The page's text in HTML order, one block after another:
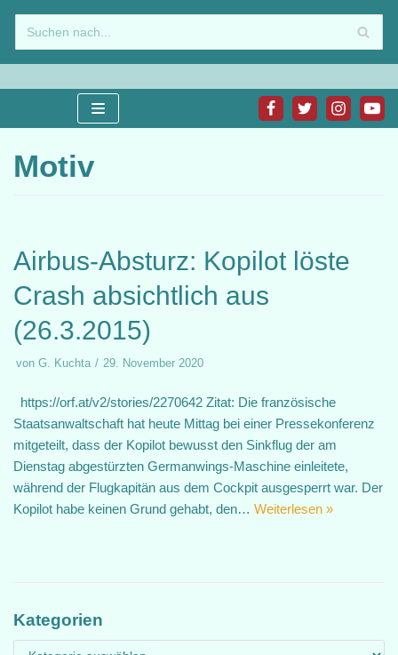
Zum
Inhalt
springen
Motiv
Airbus-Absturz: Kopilot löste
Crash absichtlich aus
(26.3.2015)
von G. Kuchta 29. November 2020
https://orf.at/v2/stories/2270642 Zitat: Die französische
Staatsanwaltschaft hat heute Mittag bei einer Pressekonferenz
mitgeteilt, dass der Kopilot bewusst den Sinkflug der am
Dienstag abgestürzten Germanwings-Maschine einleitete,
während der Flugkapitän aus dem Cockpit ausgesperrt war. Der
Kopilot habe keinen Grund gehabt, den… Weiterlesen »
Kategorien